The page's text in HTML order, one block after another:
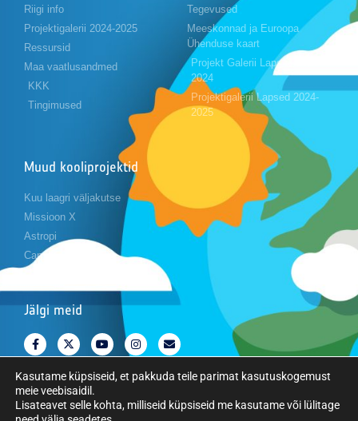
Riigi info
Projektigalerii 2024-2025
Ressursid
Maa vaatlusandmed
KKK
Tingimused
Tegevused
Meeskonnad ja Euroopa
Ühenduse kaart
Projekt Galerii Lapsed 2023-
2024
Projektigalerii Lapsed 2024-
2025
Muud kooliprojektid
Kuu laagri väljakutse
Missioon X
Astropi
Cansat
Jälgi meid
Kasutame küpsiseid, et pakkuda teile parimat kasutuskogemust
meie veebisaidil.
Lisateavet selle kohta, milliseid küpsiseid me kasutame või lülitage